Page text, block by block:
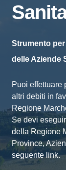
Strumento
delle Aziende
Puoi effettuare
altri debiti in
Regione
Se devi
della Regione
Province,
seguente link.